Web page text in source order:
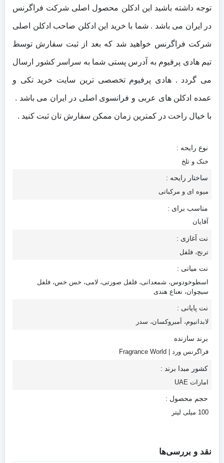
توجه داشته باشید این ادکلن محصول اصلی شرکت فراگرنس
در ایران می باشد . شما با خرید این ادکلن صاحب ادکلن اصلی
شرکت فراگرنس خواهید شد که بعد از ثبت سفارش توسط
تیم هادی پرفیوم به آدرس پستی شما به سراسر کشور ارسال
می گردد . هادی پرفیوم تخصصی ترین سایت خرید تکی و
عمده ادکلن های عربی و فرانسوی اصلی در ایران می باشد .
با خیال راحت در کمترین زمان ممکن سفارش تان ثبت کنید .
نوع رایحه :
خنک و تلخ
ساختار رایحه :
میوه ای و مرکباتی
مناسب برای :
آقایان
نت آغازی :
ترنج، فلفل
نت میانی :
اسطوخودوس، شمعدانی، فلفل صورتی، لامی، خس خس، فلفل
سیچوان، نعناع هندی
نت پایانی :
لابدانیوم، آمبروکسان، سدر
برند سازنده
فراگرنس ورد | Fragrance World
کشور مبدا برند :
امارات UAE
حجم محصول :
100 میلی لیتر
نقد و بررسی‌ها